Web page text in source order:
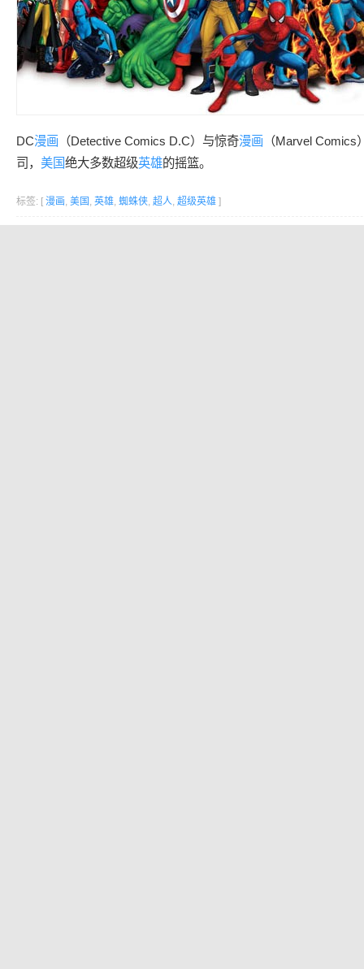
DC漫画 （Detective Comics D.C）与惊奇漫画 （Marvel Comics
司， 美国绝大多数超级英雄的摇篮。
标签: [ 漫画, 美国 , 英雄, 蜘蛛侠, 超人, 超级英雄 ]